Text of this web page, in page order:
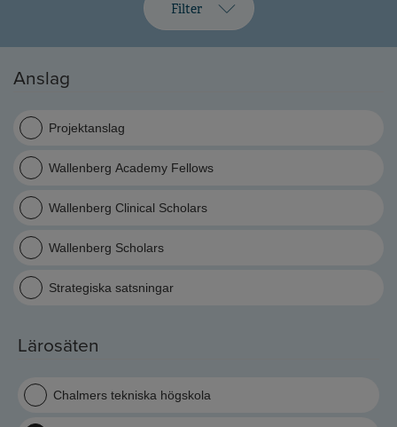
Filter
Anslag
Projektanslag
Wallenberg Academy Fellows
Wallenberg Clinical Scholars
Wallenberg Scholars
Strategiska satsningar
Lärosäten
Chalmers tekniska högskola